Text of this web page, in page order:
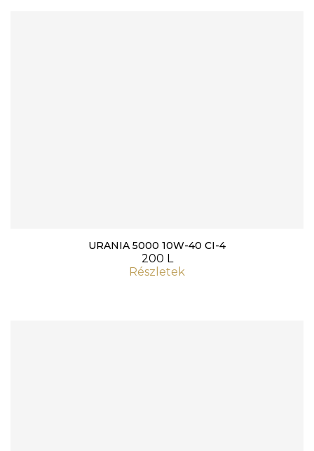
URANIA 5000 10W-40 CI-4
200 L
Részletek